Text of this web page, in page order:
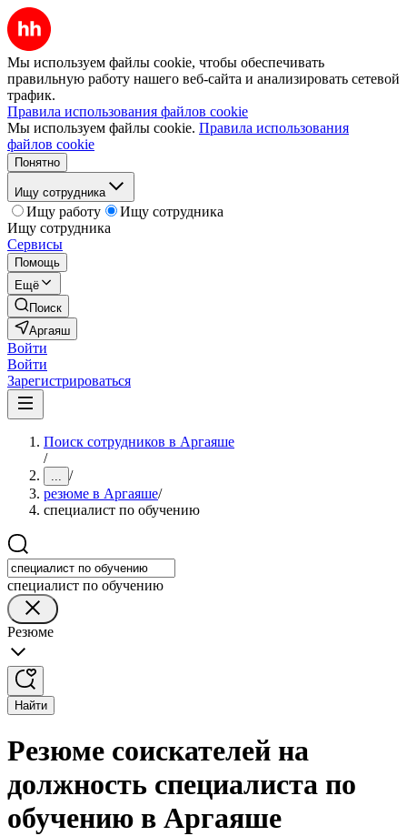
Мы используем файлы cookie, чтобы обеспечивать
правильную работу нашего веб-сайта и анализировать сетевой
трафик.
Правила использования файлов cookie
Мы используем файлы cookie. Правила использования
файлов cookie
Понятно
Ищу сотрудника
Ищу работу
Ищу сотрудника
Ищу сотрудника
Сервисы
Помощь
Ещё
Поиск
Аргаяш
Войти
Войти
Зарегистрироваться
Поиск сотрудников в Аргаяше
/
... /
резюме в Аргаяше/
специалист по обучению
специалист по обучению
Резюме
Найти
Резюме соискателей на
должность специалиста по
обучению в Аргаяше